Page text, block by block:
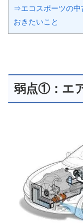
⇒エコスポーツの中
おきたいこと
弱点①：エ